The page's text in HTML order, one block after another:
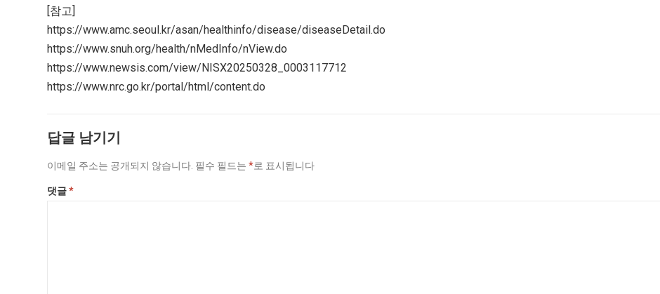
[참고]
https://www.amc.seoul.kr/asan/healthinfo/disease/diseaseDetail.do
https://www.snuh.org/health/nMedInfo/nView.do
https://www.newsis.com/view/NISX20250328_0003117712
https://www.nrc.go.kr/portal/html/content.do
답글 남기기
이메일 주소는 공개되지 않습니다. 필수 필드는*로 표시됩니다
댓글*